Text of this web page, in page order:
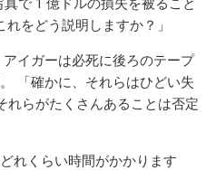
で 1 億ドルの損失を被ること
をどう説明しますか？」
アイガーは必死に後ろのテープ
「確かに、それらはひどい失
れらがたくさんあることは否定
れくらい時間がかかります